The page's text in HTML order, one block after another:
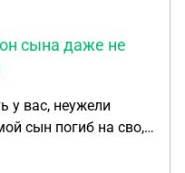
сына даже не
у вас, неужели
сын погиб на сво, с
ним как то не очень